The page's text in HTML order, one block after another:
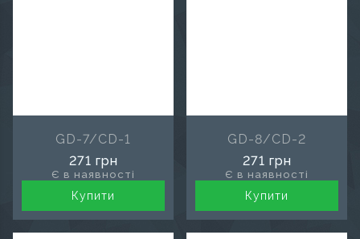
GD-7/CD-1
271 грн
Є в наявності
Купити
GD-8/CD-2
271 грн
Є в наявності
Купити